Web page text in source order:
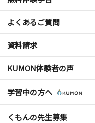
よくあるご質問
資料請求
KUMON体験者の声
学習中の方へ
くもんの先生募集